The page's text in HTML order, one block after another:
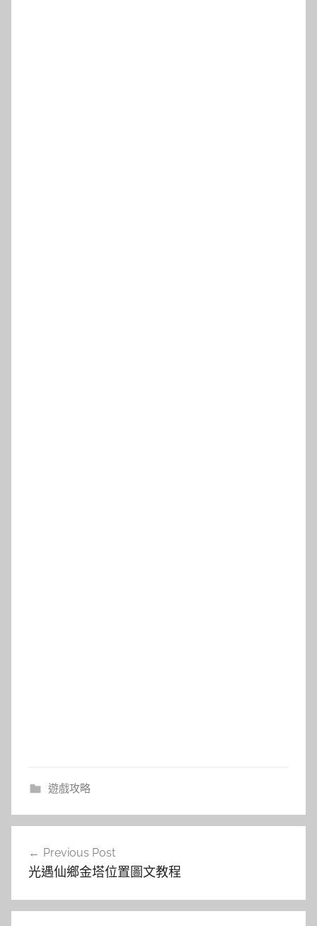
遊戲攻略
覽
Previous Post
光遇仙鄉金塔位置圖文教程